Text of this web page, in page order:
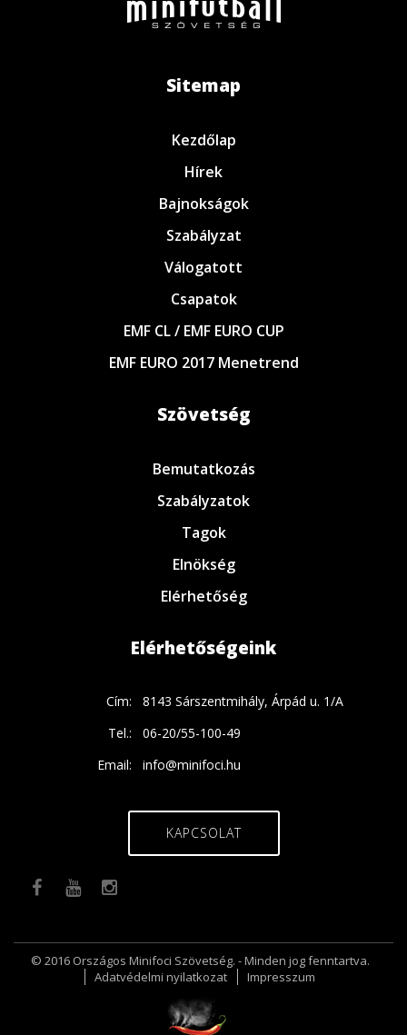
Sitemap
Kezdőlap
Hírek
Bajnokságok
Szabályzat
Válogatott
Csapatok
EMF CL / EMF EURO CUP
EMF EURO 2017 Menetrend
Szövetség
Bemutatkozás
Szabályzatok
Tagok
Elnökség
Elérhetőség
Elérhetőségeink
Cím:
8143 Sárszentmihály, Árpád u. 1/A
Tel.:
06-20/55-100-49
Email:
info@minifoci.hu
KAPCSOLAT
© 2016 Országos Minifoci Szövetség. - Minden jog fenntartva.
Adatvédelmi nyilatkozat
Impresszum